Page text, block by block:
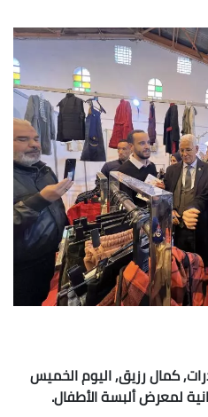
كمال رزيق, اليوم الخميس
لمعرض ألبسة الأطفال.